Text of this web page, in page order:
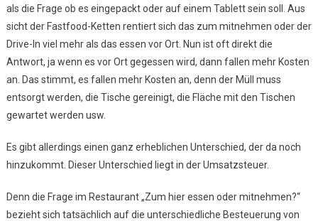
als die Frage ob es eingepackt oder auf einem Tablett sein soll. Aus
sicht der Fastfood-Ketten rentiert sich das zum mitnehmen oder der
Drive-In viel mehr als das essen vor Ort. Nun ist oft direkt die
Antwort, ja wenn es vor Ort gegessen wird, dann fallen mehr Kosten
an. Das stimmt, es fallen mehr Kosten an, denn der Müll muss
entsorgt werden, die Tische gereinigt, die Fläche mit den Tischen
gewartet werden usw.
Es gibt allerdings einen ganz erheblichen Unterschied, der da noch
hinzukommt. Dieser Unterschied liegt in der Umsatzsteuer.
Denn die Frage im Restaurant „Zum hier essen oder mitnehmen?“
bezieht sich tatsächlich auf die unterschiedliche Besteuerung von